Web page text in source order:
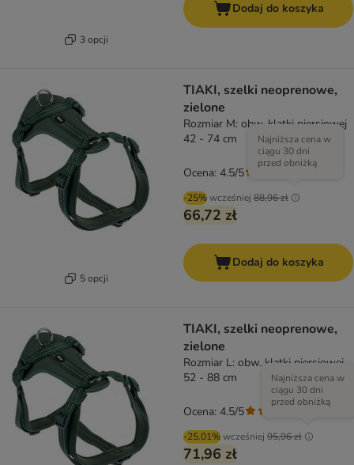
3 opcji
Dodaj do koszyka
5 opcji
TIAKI, szelki neoprenowe,
zielone
Rozmiar M: obw. klatki piersiowej
42 - 74 cm
-25%wcześniej 88,96 zł
Najniższa cena w
ciągu 30 dni
przed obniżką
66,72 zł
Ocena: 4.5/5
Dodaj do koszyka
TIAKI, szelki neoprenowe,
zielone
Rozmiar L: obw. klatki piersiowej
52 - 88 cm
-25.01%wcześniej 95,96 zł
Najniższa cena w
ciągu 30 dni
przed obniżką
71,96 zł
Ocena: 4.5/5